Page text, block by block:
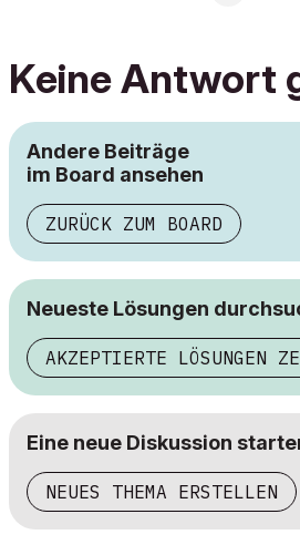
Keine Antwort
Andere Beiträge
im Board ansehen
ZURÜCK ZUM BOARD
Neueste Lösungen
AKZEPTIERTE LÖSUNGEN
Eine neue Diskussion
NEUES THEMA ERSTELLEN